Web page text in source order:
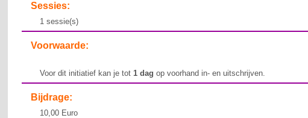
Sessies:
1 sessie(s)
Voorwaarde:
Voor dit initiatief kan je tot1 dag op voorhand in- en uitschrijven.
Bijdrage:
10,00 Euro